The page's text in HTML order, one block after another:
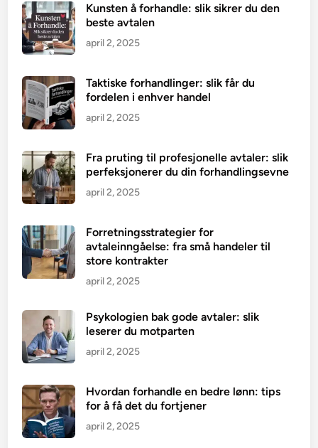
Kunsten å forhandle: slik sikrer du den
beste avtalen
april 2, 2025
Taktiske forhandlinger: slik får du
fordelen i enhver handel
april 2, 2025
Fra pruting til profesjonelle avtaler: slik
perfeksjonerer du din forhandlingsevne
april 2, 2025
Forretningsstrategier for
avtaleinngåelse: fra små handeler til
store kontrakter
april 2, 2025
Psykologien bak gode avtaler: slik
leserer du motparten
april 2, 2025
Hvordan forhandle en bedre lønn: tips
for å få det du fortjener
april 2, 2025